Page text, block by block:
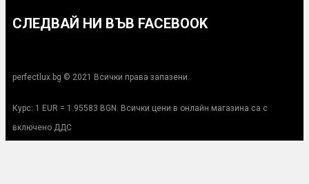
СЛЕДВАЙ НИ ВЪВ FACEBOOK
perfectlux.bg © 2021 Всички права запазени.
Курс: 1 EUR = 1.95583 BGN. Всички цени в онлайн магазина са с
включено ДДС